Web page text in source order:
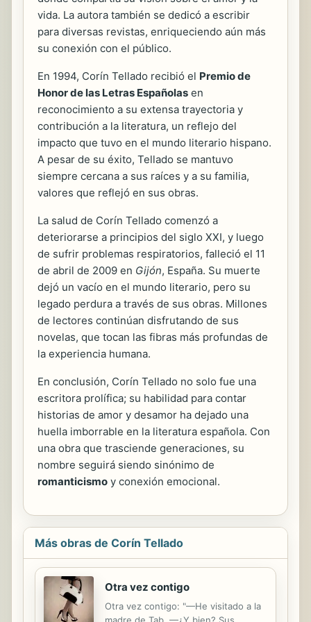
vida. La autora también se dedicó a escribir
para diversas revistas, enriqueciendo aún más
su conexión con el público.
En 1994, Corín Tellado recibió el Premio de
Honor de las Letras Españolas en
reconocimiento a su extensa trayectoria y
contribución a la literatura, un reflejo del
impacto que tuvo en el mundo literario hispano.
A pesar de su éxito, Tellado se mantuvo
siempre cercana a sus raíces y a su familia,
valores que reflejó en sus obras.
La salud de Corín Tellado comenzó a
deteriorarse a principios del siglo XXI, y luego
de sufrir problemas respiratorios, falleció el 11
de abril de 2009 en Gijón, España. Su muerte
dejó un vacío en el mundo literario, pero su
legado perdura a través de sus obras. Millones
de lectores continúan disfrutando de sus
novelas, que tocan las fibras más profundas de
la experiencia humana.
En conclusión, Corín Tellado no solo fue una
escritora prolífica; su habilidad para contar
historias de amor y desamor ha dejado una
huella imborrable en la literatura española. Con
una obra que trasciende generaciones, su
nombre seguirá siendo sinónimo de
romanticismo y conexión emocional.
Más obras de Corín Tellado
Otra vez contigo
Otra vez contigo: "—He visitado a la